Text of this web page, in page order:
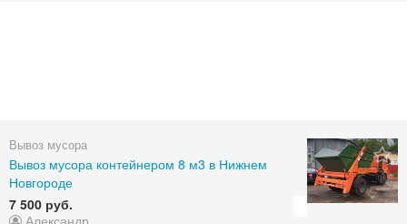
Вывоз мусора
Вывоз мусора контейнером 8 м3 в Нижнем
Новгороде
7 500 руб.
Александр